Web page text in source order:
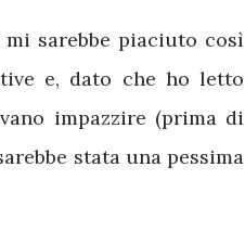
sarebbe piaciuto così
e, dato che ho letto
impazzire (prima di
stata una pessima